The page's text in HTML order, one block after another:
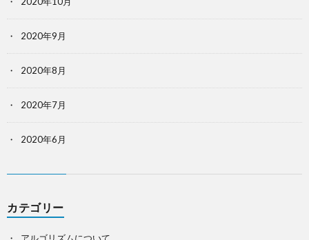
2020年9月
2020年8月
2020年7月
2020年6月
カテゴリー